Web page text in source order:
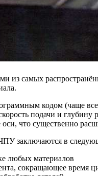
из самых
кодом (чаще
подачи и
что существенно
заключаются в
любых материалов
сокращающее время